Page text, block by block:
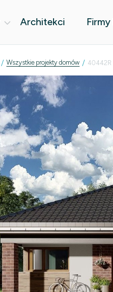
Architekci
/ Wszystkie projekty domów / 40442R